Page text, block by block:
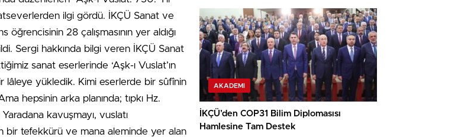
ilgi gördü. İKÇÜ Sanat ve
28 çalışmasının yer aldığı
Sergi hakkında bilgi veren İKÇÜ Sanat
sanat eserlerinde ‘Aşk-ı Vuslat’ın
lâleye yükledik. Kimi eserlerde bir sûfînin
hepsinin arka planında; tıpkı Hz.
kavuşmayı, vuslatı
bir tefekkürü ve mana aleminde yer alan
AKADEMI
İKÇÜ’den COP31 Bilim Diplomasısı
Hamlesine Tam Destek